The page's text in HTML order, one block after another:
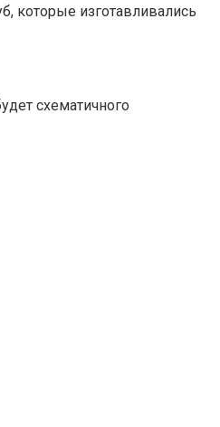
которые изготавливались
схематичного